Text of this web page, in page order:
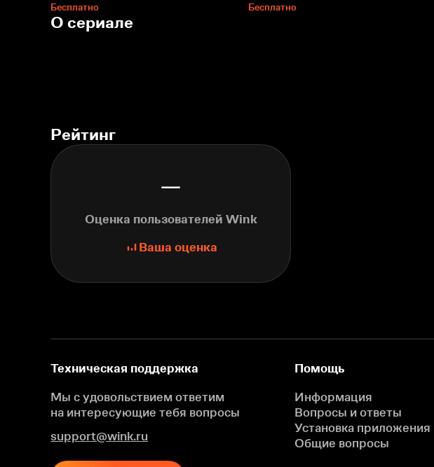
Бесплатно Бесплатно
О сериале
Рейтинг
—
Оценка пользователей Wink
Ваша оценка
Техническая поддержка
Мы с удовольствием ответим
на интересующие тебя вопросы
support@wink.ru
Помощь
Информация
Вопросы и ответы
Установка приложения
Общие вопросы